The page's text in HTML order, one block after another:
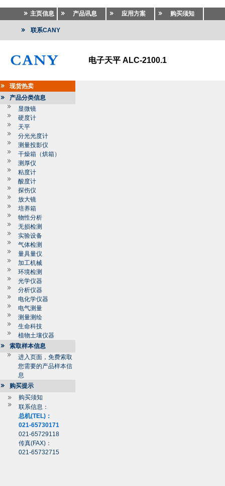
主页信息 产品讯息 应用方案 购买须知
联系CANY
电子天平 ALC-2100.1
现货热卖
产品分类信息
显微镜
硬度计
天平
分光光度计
测量投影仪
干燥箱（烘箱）
测厚仪
粘度计
酸度计
探伤仪
放大镜
培养箱
物性分析
无损检测
实验设备
气体检测
量具量仪
加工机械
环境检测
光学仪器
分析仪器
电化学仪器
电气测量
测量测绘
生命科技
植物土壤仪器
索取样本信息
进入页面，免费索取
您需要的产品样本信
息
购买提示
购买须知
联系信息：
总机(TEL)：
021-65730171
021-65729118
传真(FAX)：
021-65732715